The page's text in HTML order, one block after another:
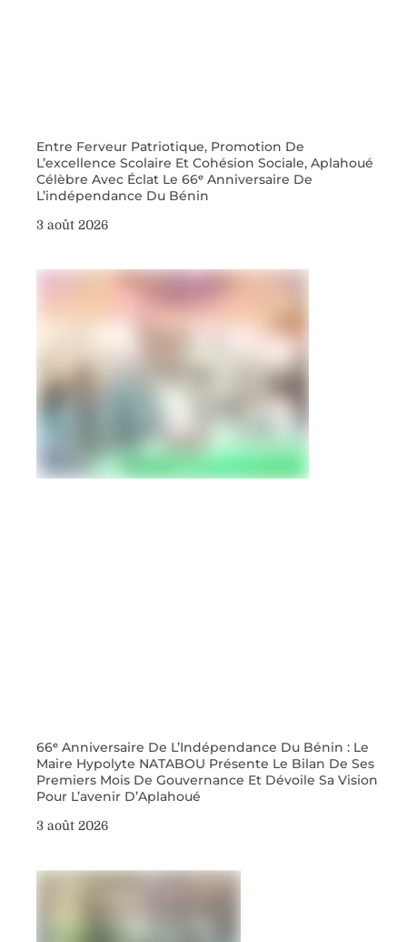
Entre Ferveur Patriotique, Promotion De
L’excellence Scolaire Et Cohésion Sociale, Aplahoué
Célèbre Avec Éclat Le 66ᵉ Anniversaire De
L’indépendance Du Bénin
3 août 2026
66ᵉ Anniversaire De L’Indépendance Du Bénin : Le
Maire Hypolyte NATABOU Présente Le Bilan De Ses
Premiers Mois De Gouvernance Et Dévoile Sa Vision
Pour L’avenir D’Aplahoué
3 août 2026